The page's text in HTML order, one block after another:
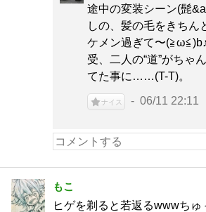
途中の変装シーン(髭
しの、髪の毛をきちん
ケメン過ぎて〜
受、二人の“道”がちゃ
てた事に……(T-T)。
ナイス 06/11 22:11
もこ
ヒゲを剃ると若返るwwwち